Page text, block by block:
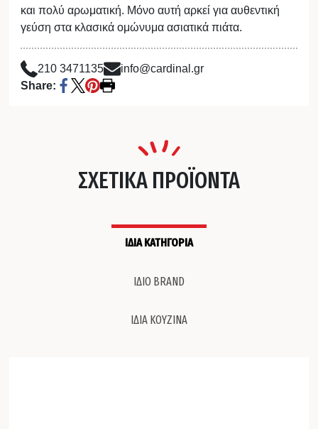
και πολύ αρωματική. Μόνο αυτή αρκεί για αυθεντική
γεύση στα κλασικά ομώνυμα ασιατικά πιάτα.
210 3471135
info@cardinal.gr
Share:
ΣΧΕΤΙΚΑ ΠΡΟΪΟΝΤΑ
ΙΔΙΑ ΚΑΤΗΓΟΡΙΑ
ΙΔΙΟ BRAND
ΙΔΙΑ ΚΟΥΖΙΝΑ